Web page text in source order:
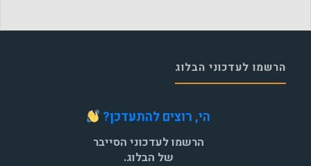
הרשמו לעדכוני הבלוג
הי, רוצים להתעדכן?
הרשמו לעדכוני הסייבר
של הבלוג.